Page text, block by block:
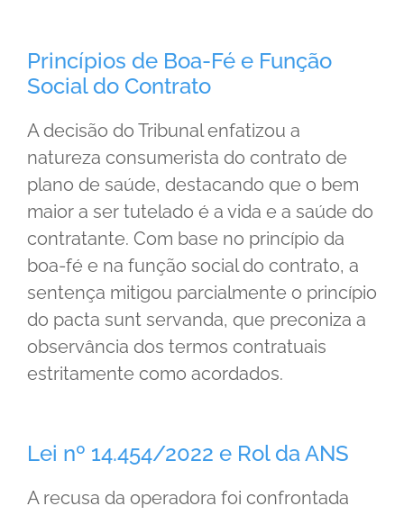
Princípios de Boa-Fé e Função
Social do Contrato
A decisão do Tribunal enfatizou a
natureza consumerista do contrato de
plano de saúde, destacando que o bem
maior a ser tutelado é a vida e a saúde do
contratante. Com base no princípio da
boa-fé e na função social do contrato, a
sentença mitigou parcialmente o princípio
do pacta sunt servanda, que preconiza a
observância dos termos contratuais
estritamente como acordados.
Lei nº 14.454/2022 e Rol da ANS
A recusa da operadora foi confrontada